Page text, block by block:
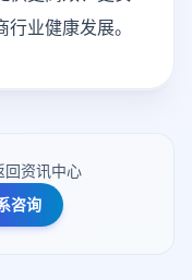
业健康发展。
回资讯中心
咨询